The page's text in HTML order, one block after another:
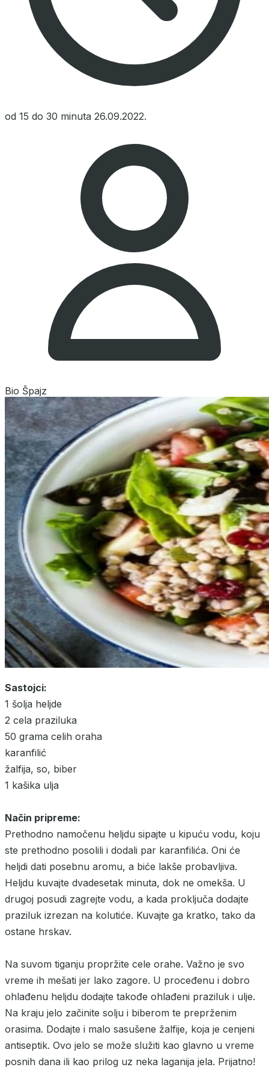
od 15 do 30 minuta 26.09.2022.
Bio Špajz
Sastojci:
1 šolja heljde
2 cela praziluka
50 grama celih oraha
karanfilić
žalfija, so, biber
1 kašika ulja
Način pripreme:
Prethodno namočenu heljdu sipajte u kipuću vodu, koju
ste prethodno posolili i dodali par karanfilića. Oni će
heljdi dati posebnu aromu, a biće lakše probavljiva.
Heljdu kuvajte dvadesetak minuta, dok ne omekša. U
drugoj posudi zagrejte vodu, a kada proključa dodajte
praziluk izrezan na kolutiće. Kuvajte ga kratko, tako da
ostane hrskav.
Na suvom tiganju propržite cele orahe. Važno je svo
vreme ih mešati jer lako zagore. U proceđenu i dobro
ohlađenu heljdu dodajte takođe ohlađeni praziluk i ulje.
Na kraju jelo začinite solju i biberom te preprženim
orasima. Dodajte i malo sasušene žalfije, koja je cenjeni
antiseptik. Ovo jelo se može služiti kao glavno u vreme
posnih dana ili kao prilog uz neka laganija jela. Prijatno!